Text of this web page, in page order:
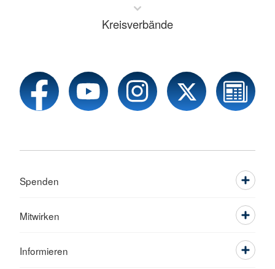
Kreisverbände
Spenden
Mitwirken
Informieren